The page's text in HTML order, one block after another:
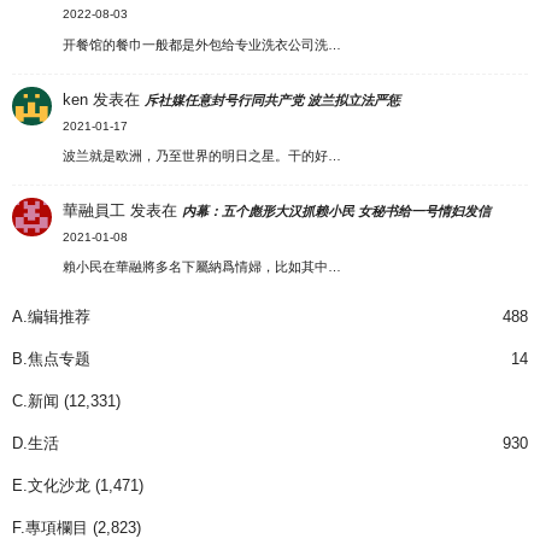
2022-08-03
开餐馆的餐巾一般都是外包给专业洗衣公司洗…
ken 发表在 斥社媒任意封号行同共产党 波兰拟立法严惩
2021-01-17
波兰就是欧洲，乃至世界的明日之星。干的好…
華融員工 发表在 内幕：五个彪形大汉抓赖小民 女秘书给一号情妇发信
2021-01-08
賴小民在華融將多名下屬納爲情婦，比如其中…
A.编辑推荐 488
B.焦点专题 14
C.新闻 (12,331)
D.生活 930
E.文化沙龙 (1,471)
F.專項欄目 (2,823)